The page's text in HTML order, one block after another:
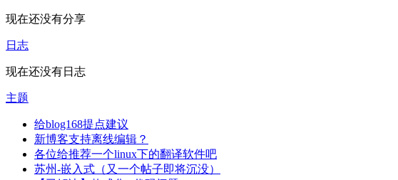
现在还没有分享
日志
现在还没有日志
主题
给blog168提点建议
新博客支持离线编辑？
各位给推荐一个linux下的翻译软件吧
苏州-嵌入式（又一个帖子即将沉没）